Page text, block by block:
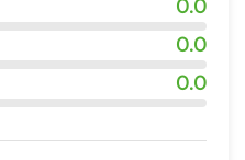
0.0
0.0
0.0